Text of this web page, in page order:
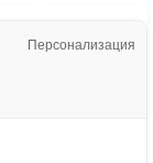
Персонализация